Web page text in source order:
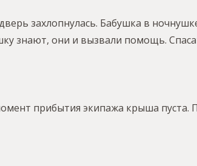
захлопнулась. Бабушка в
знают, они и вызвали помощь.
прибытия экипажа крыша пуста.